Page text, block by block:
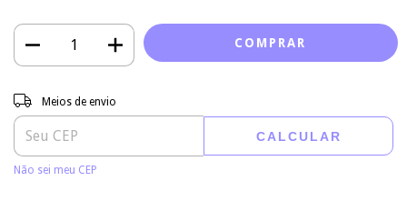
Entregas para o CEP:
Meios de envio
CALCULAR
Não sei meu CEP